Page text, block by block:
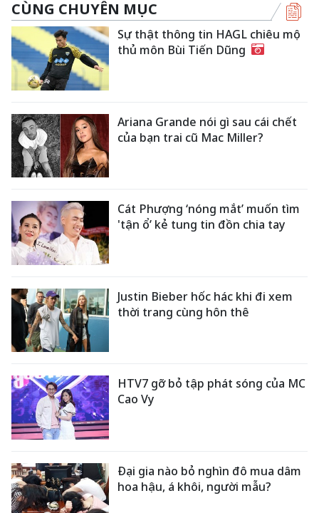
CÙNG CHUYÊN MỤC
Sự thật thông tin HAGL chiêu mộ
thủ môn Bùi Tiến Dũng
Ariana Grande nói gì sau cái chết
của bạn trai cũ Mac Miller?
Cát Phượng ‘nóng mắt’ muốn tìm
'tận ổ’ kẻ tung tin đồn chia tay
Justin Bieber hốc hác khi đi xem
thời trang cùng hôn thê
HTV7 gỡ bỏ tập phát sóng của MC
Cao Vy
Đại gia nào bỏ nghìn đô mua dâm
hoa hậu, á khôi, người mẫu?